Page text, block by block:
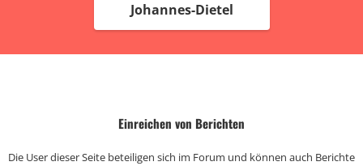
Johannes-Dietel
Einreichen von Berichten
Die User dieser Seite beteiligen sich im Forum und können auch Berichte